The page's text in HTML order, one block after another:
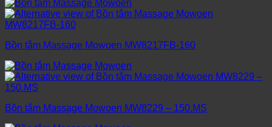
Bồn tắm Massage Mowoen MW8217FB-160
Bồn tắm Massage Mowoen MW8229 – 150.MS